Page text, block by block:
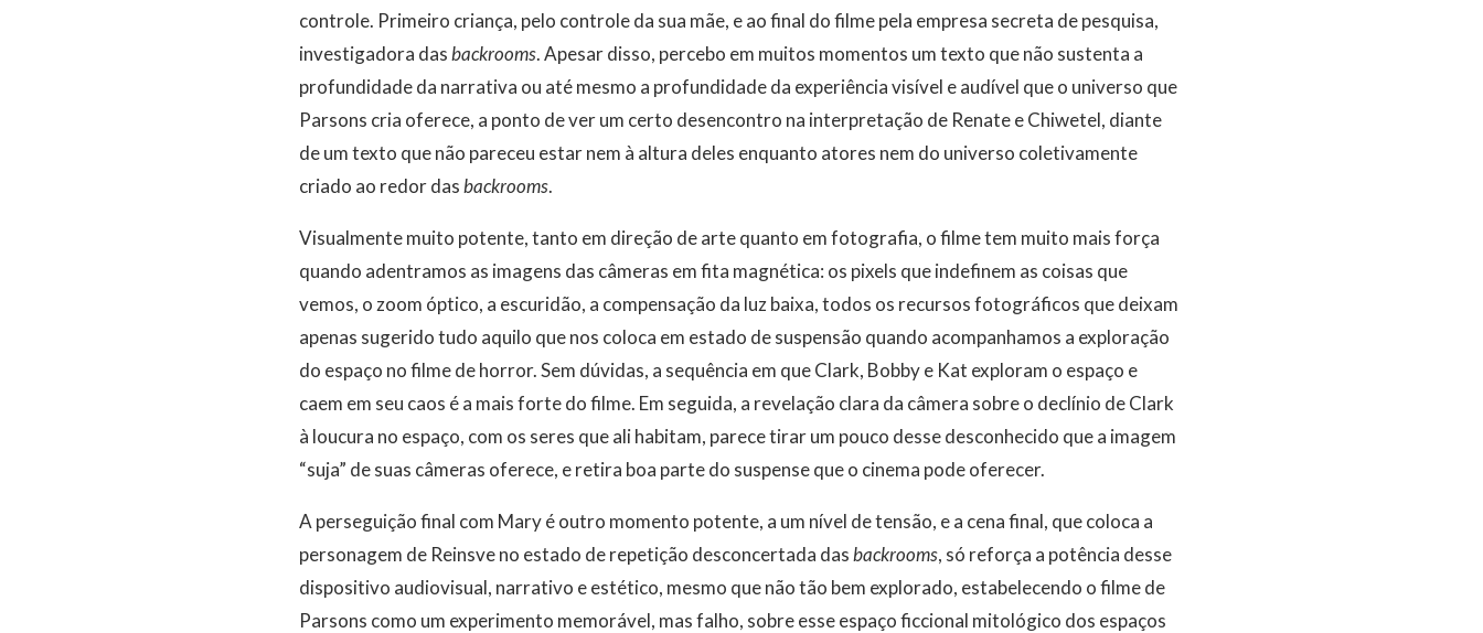
controle. Primeiro criança, pelo controle da sua mãe, e ao final do filme pela empresa secreta de pesquisa,
investigadora dasbackrooms. Apesar disso, percebo em muitos momentos um texto que não sustenta a
profundidade da narrativa ou até mesmo a profundidade da experiência visível e audível que o universo que
Parsons cria oferece, a ponto de ver um certo desencontro na interpretação de Renate e Chiwetel, diante
de um texto que não pareceu estar nem à altura deles enquanto atores nem do universo coletivamente
criado ao redor dasbackrooms.
Visualmente muito potente, tanto em direção de arte quanto em fotografia, o filme tem muito mais força
quando adentramos as imagens das câmeras em fita magnética: os pixels que indefinem as coisas que
vemos, o zoom óptico, a escuridão, a compensação da luz baixa, todos os recursos fotográficos que deixam
apenas sugerido tudo aquilo que nos coloca em estado de suspensão quando acompanhamos a exploração
do espaço no filme de horror. Sem dúvidas, a sequência em que Clark, Bobby e Kat exploram o espaço e
caem em seu caos é a mais forte do filme. Em seguida, a revelação clara da câmera sobre o declínio de Clark
à loucura no espaço, com os seres que ali habitam, parece tirar um pouco desse desconhecido que a imagem
“suja” de suas câmeras oferece, e retira boa parte do suspense que o cinema pode oferecer.
A perseguição final com Mary é outro momento potente, a um nível de tensão, e a cena final, que coloca a
personagem de Reinsve no estado de repetição desconcertada dasbackrooms, só reforça a potência desse
dispositivo audiovisual, narrativo e estético, mesmo que não tão bem explorado, estabelecendo o filme de
Parsons como um experimento memorável, mas falho, sobre esse espaço ficcional mitológico dos espaços